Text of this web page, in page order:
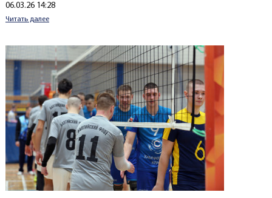
Создано
06.03.26 14:28
Читать далее